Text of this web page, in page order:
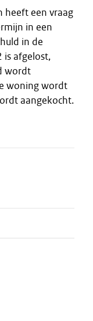
heeft een vraag
in een
in de
is afgelost,
wordt
woning wordt
aangekocht.